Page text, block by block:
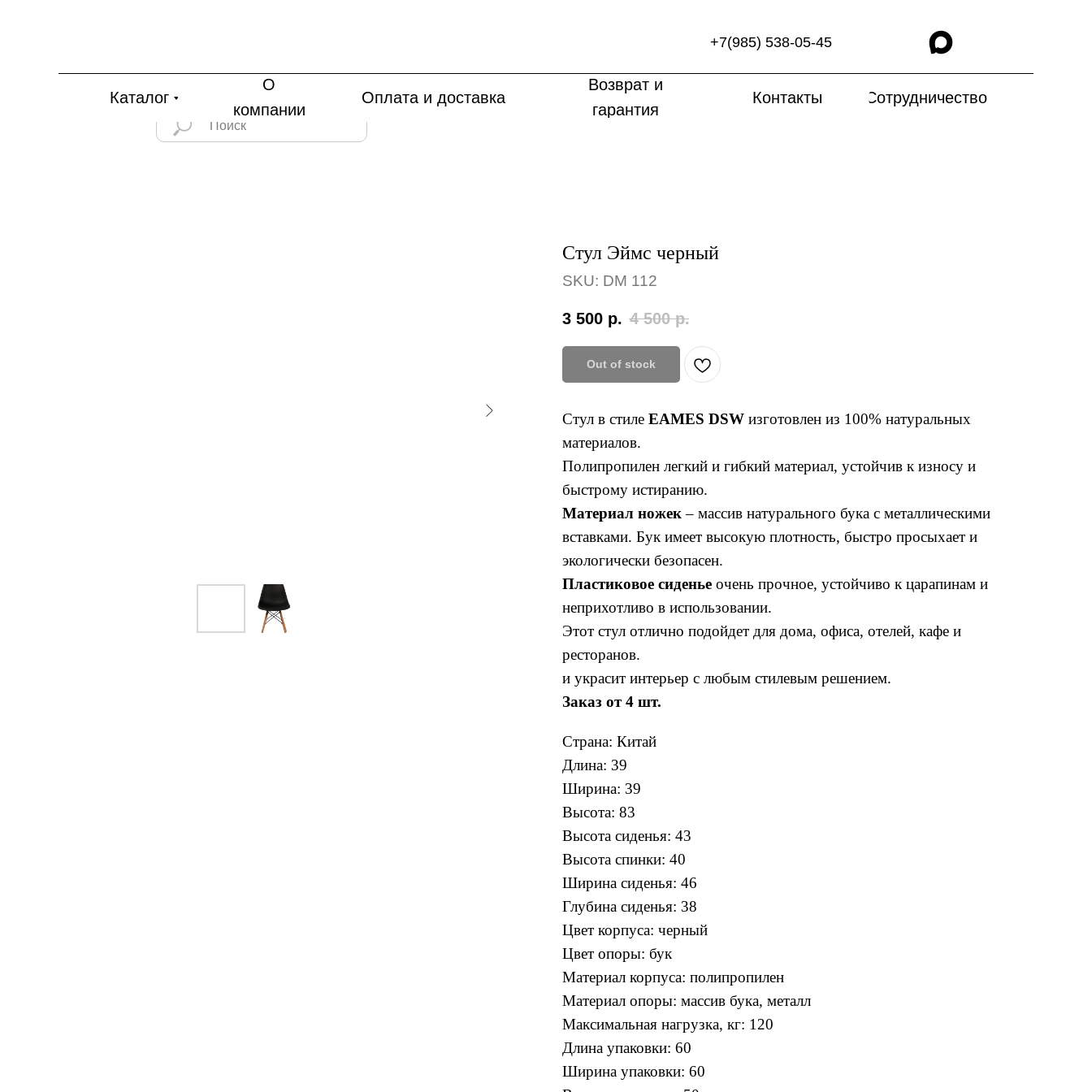
+7(985) 538-05-45
Каталог
О
компании
Оплата и доставка
Возврат и
гарантия
Контакты Сотрудничество
Стул Эймс черный
SKU: DM 112
3 500 р. 4 500 р.
Out of stock
Стул в стиле EAMES DSW изготовлен из 100% натуральных
материалов.
Полипропилен легкий и гибкий материал, устойчив к износу и
быстрому истиранию.
Материал ножек– массив натурального бука с металлическими
вставками. Бук имеет высокую плотность, быстро просыхает и
экологически безопасен.
Пластиковое сиденье очень прочное, устойчиво к царапинам и
неприхотливо в использовании.
Этот стул отлично подойдет для дома, офиса, отелей, кафе и
ресторанов.
и украсит интерьер с любым стилевым решением.
Заказ от 4 шт.
Cтрана: Китай
Длина: 39
Ширина: 39
Высота: 83
Высота сиденья: 43
Высота спинки: 40
Ширина сиденья: 46
Глубина сиденья: 38
Цвет корпуса: черный
Цвет опоры: бук
Материал корпуса: полипропилен
Материал опоры: массив бука, металл
Максимальная нагрузка, кг: 120
Длина упаковки: 60
Ширина упаковки: 60